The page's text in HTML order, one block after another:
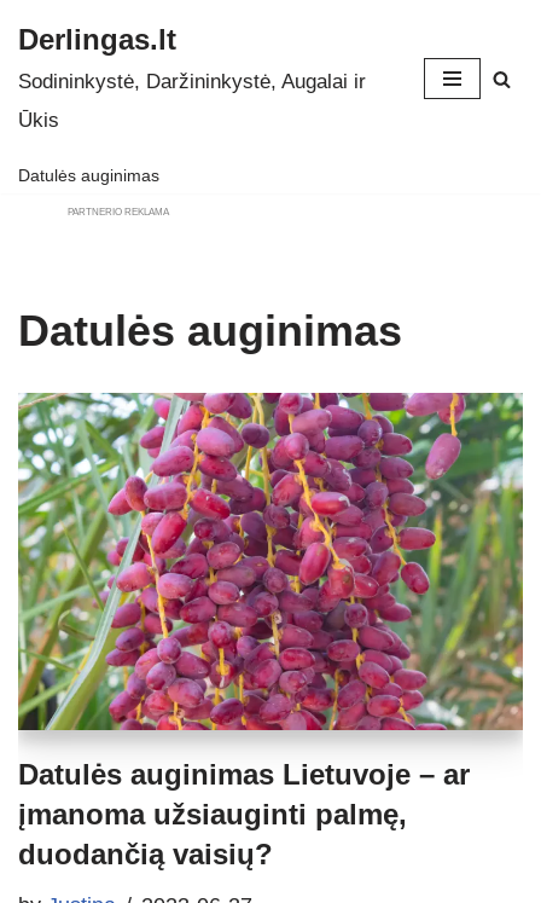
Skip
to
Derlingas.lt
Sodininkystė, Daržininkystė, Augalai ir
Ūkis
Datulės auginimas
PARTNERIO REKLAMA
Datulės auginimas
Datulės auginimas Lietuvoje – ar
įmanoma užsiauginti palmę,
duodančią vaisių?